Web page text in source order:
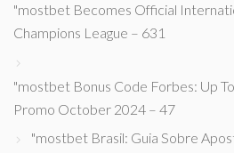
"mostbet Becomes Official
Champions League – 631
"mostbet Bonus Code Forbes: Up
Promo October 2024 – 47
"mostbet Brasil: Guia Sobre